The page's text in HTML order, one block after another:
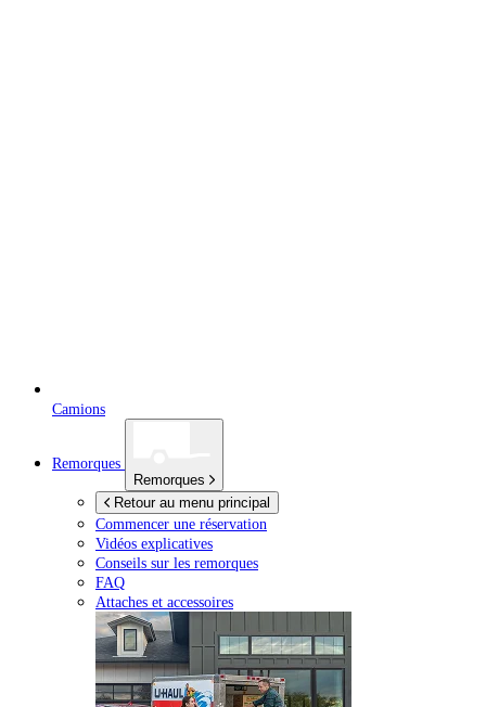
Camions
Remorques
Remorques
Retour au menu principal
Commencer une réservation
Vidéos explicatives
Conseils sur les remorques
FAQ
Attaches et accessoires